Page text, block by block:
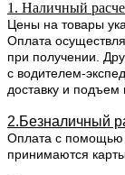
1. Наличный
Цены на товары
Оплата
при получении.
с водителем-
доставку и подъем
2.Безналичный
Оплата с помощью
принимаются